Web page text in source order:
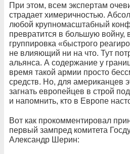
При этом, всем экспертам
страдает химеричностью.
любой крупномасштабный
превратится в большую войну,
группировка «быстрого
не влияющий ни на что. Тут
альянса. А содержание у
время такой армии просто
средств. Но, для американцев
загнать европейцев в строй
и напомнить, кто в Европе
Вот как прокомментировал
первый зампред комитета
Александр Шерин: